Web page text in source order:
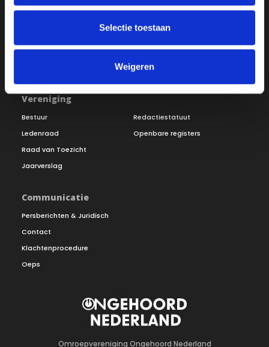
Selectie toestaan
Weigeren
Inloggen
Vacatures
Vereniging
Bestuur
Ledenraad
Raad van Toezicht
Jaarverslag
Redactiestatuut
Openbare registers
Communicatie
Persberichten & Juridisch
Contact
Klachtenprocedure
Oeps
Omroepvereniging Ongehoord Nederland